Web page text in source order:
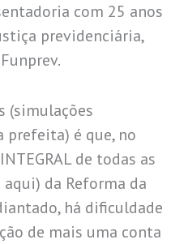
com 25 anos
previdenciária,
(simulações
prefeita) é que, no
de todas as
da Reforma da
há dificuldade
de mais uma conta